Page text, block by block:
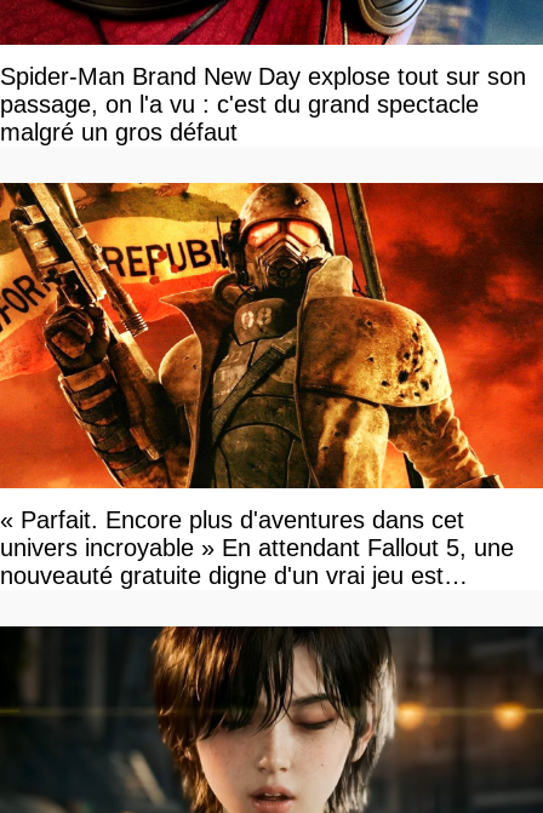
Spider-Man Brand New Day explose tout sur son
passage, on l'a vu : c'est du grand spectacle
malgré un gros défaut
« Parfait. Encore plus d'aventures dans cet
univers incroyable » En attendant Fallout 5, une
nouveauté gratuite digne d'un vrai jeu est